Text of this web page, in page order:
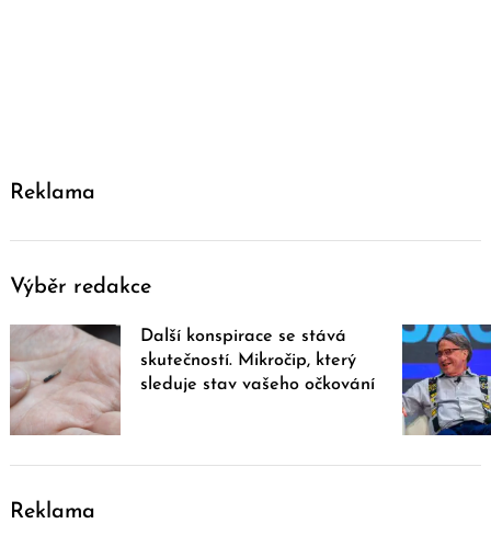
Reklama
Výběr redakce
Další konspirace se stává
skutečností. Mikročip, který
sleduje stav vašeho očkování
Reklama